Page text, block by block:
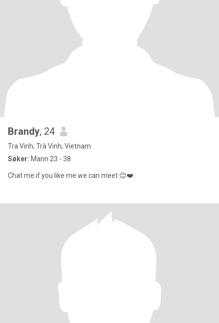
Brandy, 24
Tra Vinh, Trà Vinh, Vietnam
Søker: Mann 23 - 38
Chat me if you like me we can meet 😊❤️